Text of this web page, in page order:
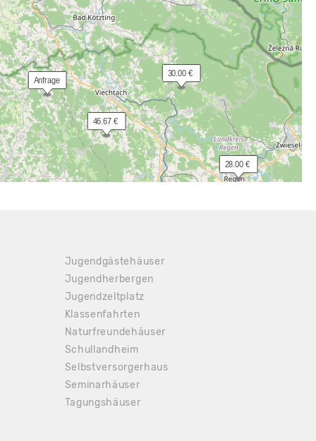
30.00 €
Anfrage
46.67 €
28.00 €
Jugendgästehäuser
Jugendherbergen
Jugendzeltplatz
Klassenfahrten
Naturfreundehäuser
Schullandheim
Selbstversorgerhaus
Seminarhäuser
Tagungshäuser